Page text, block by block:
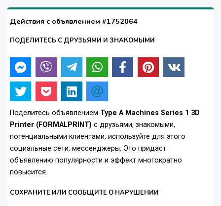
Действия с объявлением #1752064
ПОДЕЛИТЕСЬ С ДРУЗЬЯМИ И ЗНАКОМЫМИ
Поделитесь объявлением Type A Machines Series 1 3D
Printer (FORMALPRINT) с друзьями, знакомыми,
потенциальными клиентами, используйте для этого
социальные сети, мессенджеры. Это придаст
объявлению популярности и эффект многократно
повысится.
СОХРАНИТЕ ИЛИ СООБЩИТЕ О НАРУШЕНИИ